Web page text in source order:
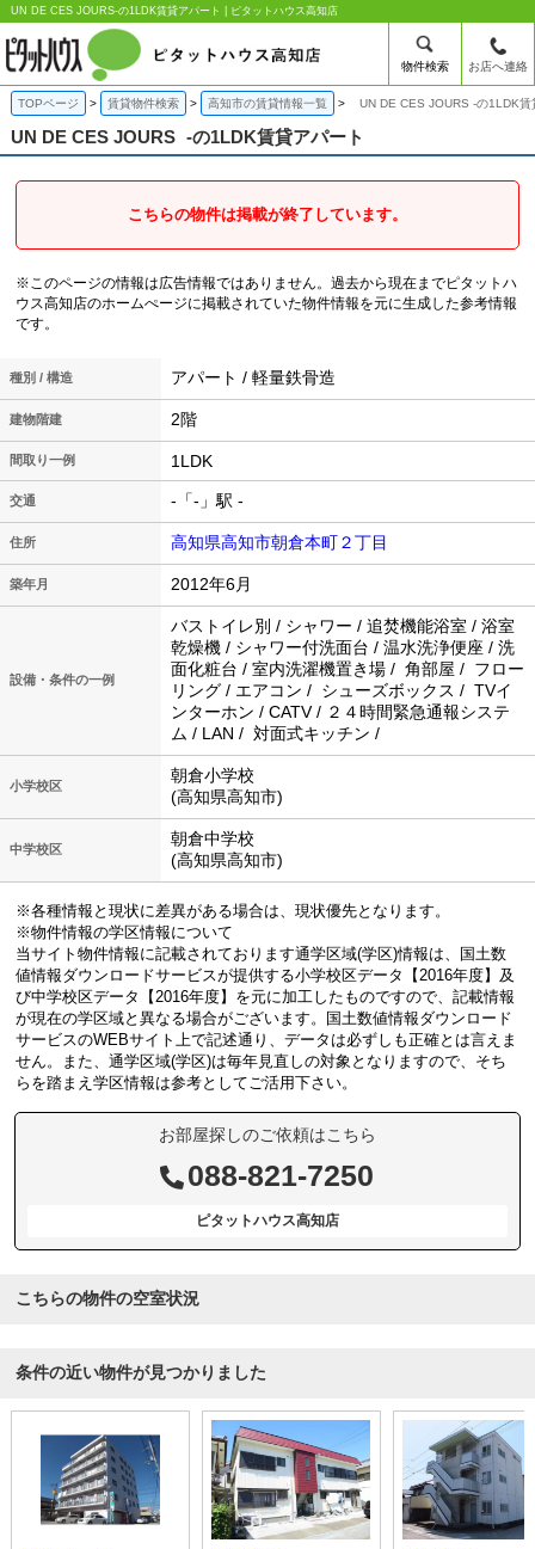
UN DE CES JOURS-の1LDK賃貸アパート | ピタットハウス高知店
物件検索 お店へ連絡
TOPページ 賃貸物件検索 高知市の賃貸情報一覧 UN DE CES JOURS -の1LDK賃
UN DE CES JOURS -の1LDK賃貸アパート
こちらの物件は掲載が終了しています。
※このページの情報は広告情報ではありません。過去から現在までピタットハ
ウス高知店のホームぺージに掲載されていた物件情報を元に生成した参考情報
です。
種別 / 構造 アパート / 軽量鉄骨造
建物階建 2階
間取り一例 1LDK
交通 -「-」駅 -
住所 高知県高知市朝倉本町２丁目
築年月 2012年6月
設備・条件の一例
バストイレ別 / シャワー / 追焚機能浴室 / 浴室
乾燥機 / シャワー付洗面台 / 温水洗浄便座 / 洗
面化粧台 / 室内洗濯機置き場 / 角部屋 / フロー
リング / エアコン / シューズボックス / TVイ
ンターホン / CATV / ２４時間緊急通報システ
ム / LAN / 対面式キッチン /
小学校区
朝倉小学校
(高知県高知市)
中学校区
朝倉中学校
(高知県高知市)
※各種情報と現状に差異がある場合は、現状優先となります。
※物件情報の学区情報について
当サイト物件情報に記載されております通学区域(学区)情報は、国土数
値情報ダウンロードサービスが提供する小学校区データ【2016年度】及
び中学校区データ【2016年度】を元に加工したものですので、記載情報
が現在の学区域と異なる場合がございます。国土数値情報ダウンロード
サービスのWEBサイト上で記述通り、データは必ずしも正確とは言えま
せん。また、通学区域(学区)は毎年見直しの対象となりますので、そち
らを踏まえ学区情報は参考としてご活用下さい。
お部屋探しのご依頼はこちら
088-821-7250
ピタットハウス高知店
こちらの物件の空室状況
条件の近い物件が見つかりました